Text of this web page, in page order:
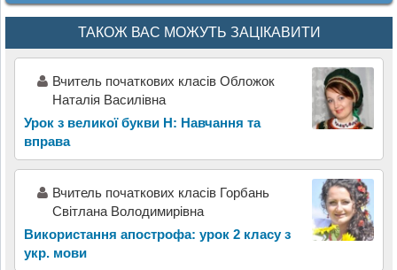
ТАКОЖ ВАС МОЖУТЬ ЗАЦІКАВИТИ
Вчитель початкових класів Обложок
Наталія Василівна
Урок з великої букви Н: Навчання та
вправа
Вчитель початкових класів Горбань
Світлана Володимирівна
Використання апострофа: урок 2 класу з
укр. мови